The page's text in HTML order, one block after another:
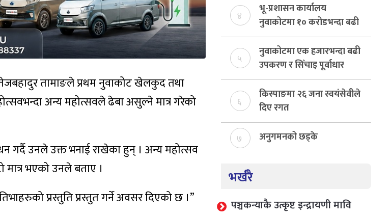
तामाङले प्रथम नुवाकोट खेलकुद तथा
अन्य महोत्सवले ढेबा असुल्ने मात्र गरेको
गर्दै उनले उक्त भनाई राखेका हुन् । अन्य महोत्सव
मात्र भएको उनले बताए ।
प्रस्तुति प्रस्तुत गर्ने अवसर दिएको छ ।”
४
भू-प्रशासन कार्यालय
नुवाकोटमा १० करोडभन्दा बढी
राजस्व संकलन, ७४ प्रतिशत
बेरुजु फर्छयौट
५
नुवाकोटमा एक हजारभन्दा बढी
उपकरण र सिँचाइ पूर्वाधार
निर्माण
६
किस्पाङमा २६ जना स्वयंसेवीले
दिए रगत
७ अनुगमनको छड्के
भर्खरै
पञ्चकन्याकै उत्कृष्ट इन्द्रायणी मावि